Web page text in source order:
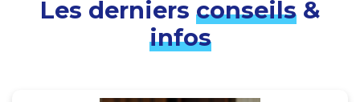
Les derniers conseils&
infos